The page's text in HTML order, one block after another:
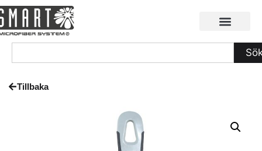
Tillbaka